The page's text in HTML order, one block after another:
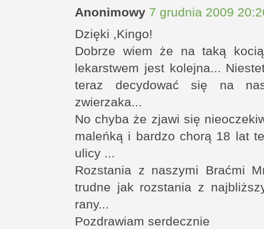
Anonimowy 7 grudnia 2009
Dzięki ,Kingo!
Dobrze wiem że na taką
lekarstwem jest kolejna...
teraz decydować się na
zwierzaka...
No chyba że zjawi się
maleńką i bardzo chorą 18 lat
ulicy ...
Rozstania z naszymi Braćmi
trudne jak rozstania z
rany...
Pozdrawiam serdecznie